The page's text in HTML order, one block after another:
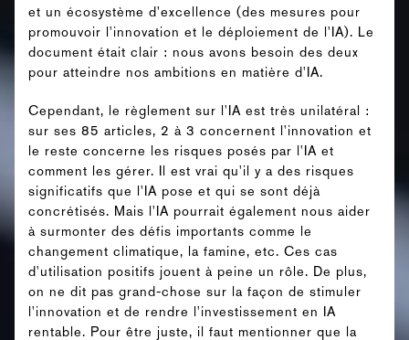
et un écosystème d'excellence (des mesures pour
promouvoir l'innovation et le déploiement de l'IA). Le
document était clair : nous avons besoin des deux
pour atteindre nos ambitions en matière d'IA.
Cependant, le règlement sur l'IA est très unilatéral :
sur ses 85 articles, 2 à 3 concernent l'innovation et
le reste concerne les risques posés par l'IA et
comment les gérer. Il est vrai qu'il y a des risques
significatifs que l'IA pose et qui se sont déjà
concrétisés. Mais l'IA pourrait également nous aider
à surmonter des défis importants comme le
changement climatique, la famine, etc. Ces cas
d'utilisation positifs jouent à peine un rôle. De plus,
on ne dit pas grand-chose sur la façon de stimuler
l'innovation et de rendre l'investissement en IA
rentable. Pour être juste, il faut mentionner que la